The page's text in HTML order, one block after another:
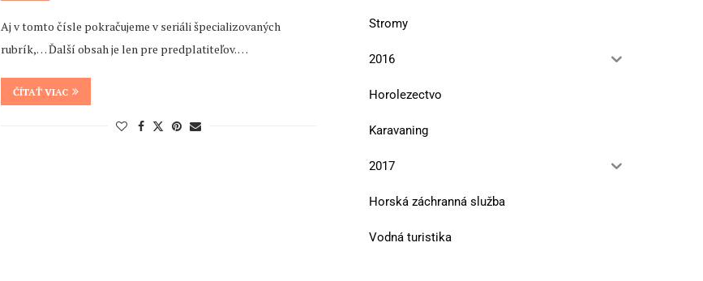
Aj v tomto čísle pokračujeme v seriáli špecializovaných
rubrík,… Ďalší obsah je len pre predplatiteľov. …
ČÍTAŤ VIAC
Stromy
2016
Horolezectvo
Karavaning
2017
Horská záchranná služba
Vodná turistika